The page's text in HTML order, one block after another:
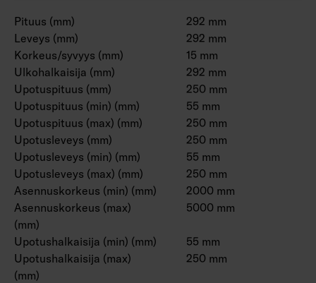
Pituus (mm)
292 mm
Leveys (mm)
292 mm
Korkeus/syvyys (mm)
15 mm
Ulkohalkaisija (mm)
292 mm
Upotuspituus (mm)
250 mm
Upotuspituus (min) (mm)
55 mm
Upotuspituus (max) (mm)
250 mm
Upotusleveys (mm)
250 mm
Upotusleveys (min) (mm)
55 mm
Upotusleveys (max) (mm)
250 mm
Asennuskorkeus (min) (mm)
2000 mm
Asennuskorkeus (max)
(mm)
5000 mm
Upotushalkaisija (min) (mm)
55 mm
Upotushalkaisija (max)
(mm)
250 mm